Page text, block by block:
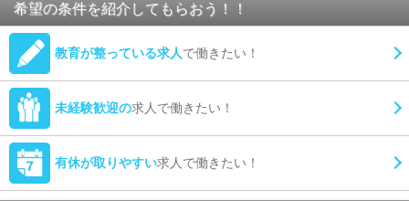
希望の条件を紹介してもらおう！！
教育が整っている求人で働きたい！
未経験歓迎の求人で働きたい！
有休が取りやすい求人で働きたい！